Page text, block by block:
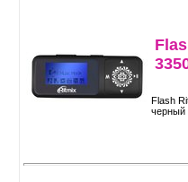
Flash
черный